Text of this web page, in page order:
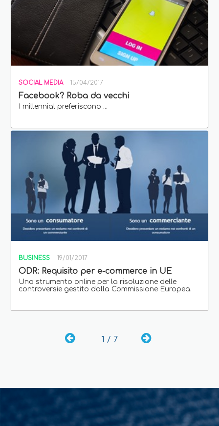
SOCIAL MEDIA 15/04/2017
Facebook? Roba da vecchi
I millennial preferiscono ...
BUSINESS 19/01/2017
ODR: Requisito per e-commerce in UE
Uno strumento online per la risoluzione delle
controversie gestito dalla Commissione Europea.
1 / 7